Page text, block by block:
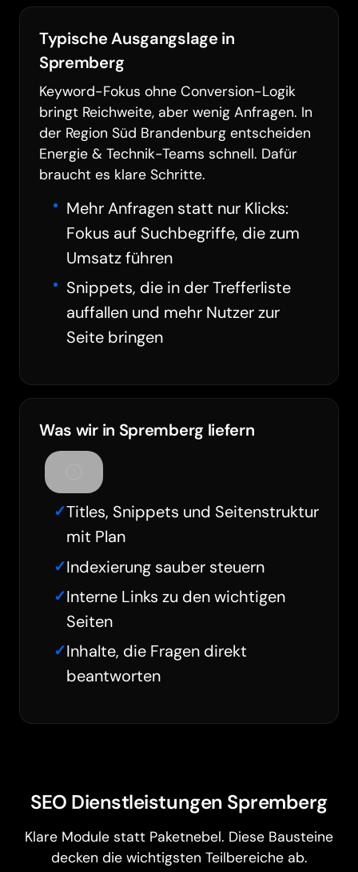
Typische Ausgangslage in
Spremberg
Keyword-Fokus ohne Conversion-Logik
bringt Reichweite, aber wenig Anfragen. In
der Region Süd Brandenburg entscheiden
Energie & Technik-Teams schnell. Dafür
braucht es klare Schritte.
Mehr Anfragen statt nur Klicks:
Fokus auf Suchbegriffe, die zum
Umsatz führen
Snippets, die in der Trefferliste
auffallen und mehr Nutzer zur
Seite bringen
Was wir in Spremberg liefern
Titles, Snippets und Seitenstruktur
mit Plan
Indexierung sauber steuern
Interne Links zu den wichtigen
Seiten
Inhalte, die Fragen direkt
beantworten
SEO Dienstleistungen Spremberg
Klare Module statt Paketnebel. Diese Bausteine
decken die wichtigsten Teilbereiche ab.